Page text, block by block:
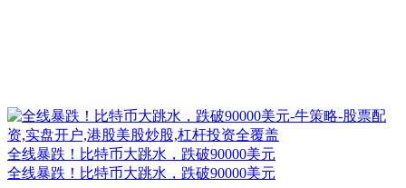
全线暴跌！比特币大跳水，跌破90000美元
全线暴跌！比特币大跳水，跌破90000美元